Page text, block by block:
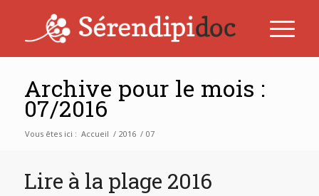
Archive pour le mois :
07/2016
Vous êtes ici : Accueil / 2016 / 07
Lire à la plage 2016